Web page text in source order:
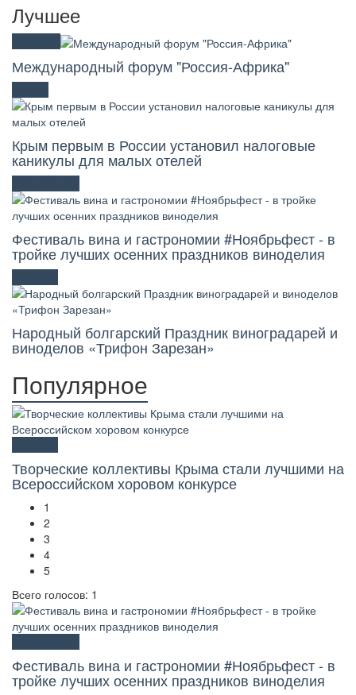
Лучшее
Международный форум "Россия-Африка"
Крым первым в России установил налоговые
каникулы для малых отелей
Фестиваль вина и гастрономии #Ноябрьфест - в
тройке лучших осенних праздников виноделия
Народный болгарский Праздник виноградарей и
виноделов «Трифон Зарезан»
Популярное
Творческие коллективы Крыма стали лучшими на
Всероссийском хоровом конкурсе
1
2
3
4
5
Всего голосов: 1
Фестиваль вина и гастрономии #Ноябрьфест - в
тройке лучших осенних праздников виноделия